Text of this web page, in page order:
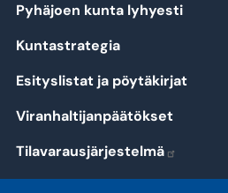
Pyhäjoen kunta lyhyesti
Kuntastrategia
Esityslistat ja pöytäkirjat
Viranhaltijanpäätökset
Tilavarausjärjestelmä